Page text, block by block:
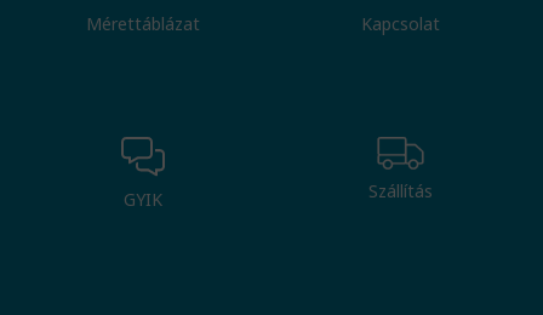
Mérettáblázat Kapcsolat
GYIK Szállítás